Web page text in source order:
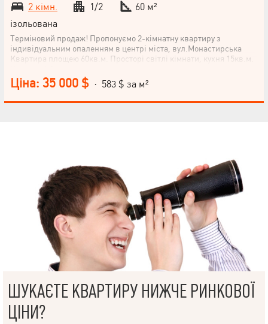
2 кімн.
1/2
60 м²
ізольована
Терміновий продаж! Пропонуємо 2-кімнатну квартиру з
індивідуальним опаленням в центрі міста, вул.Монастирська
Квартира площею 60кв.м. Просторі світлі кімнати, кухня 15кв.м.
майданчиком. Перекриття залізобетонні. Вікна
металопластикові. Окремий вхід У наявності підвал! Втомилися
шукати і безкінечно потрапляти на оголошення квартир, яких не
Ціна: 35 000 $ · 583 $ за м²
ШУКАЄТЕ КВАРТИРУ НИЖЧЕ РИНКОВОЇ
ЦІНИ?